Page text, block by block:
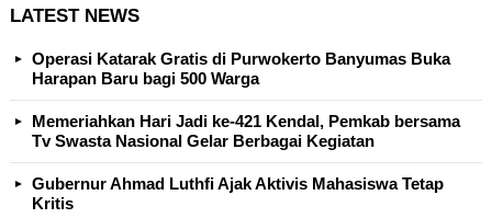
LATEST NEWS
Operasi Katarak Gratis di Purwokerto Banyumas Buka
Harapan Baru bagi 500 Warga
Memeriahkan Hari Jadi ke-421 Kendal, Pemkab bersama
Tv Swasta Nasional Gelar Berbagai Kegiatan
Gubernur Ahmad Luthfi Ajak Aktivis Mahasiswa Tetap
Kritis